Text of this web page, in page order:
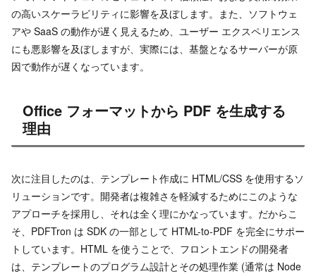
の高いスケーラビリティに影響を及ぼします。また、ソフトウェ
アや SaaS の動作が遅く見えるため、ユーザー エクスペリエンス
にも悪影響を及ぼしますが、実際には、基盤となるサーバーが原
因で動作が遅くなっています。
Office フォーマットから PDF を生成する
理由
次に注目したのは、テンプレート作成に HTML/CSS を使用するソ
リューションです。開発者は複雑さを軽減するためにこのような
アプローチを採用し、それは全く理にかなっています。だからこ
そ、PDFTron は SDK の一部として HTML-to-PDF を完全にサポー
トしています。HTML を使うことで、フロントエンドの開発者
は、テンプレートのプログラム設計とその処理作業 (通常は Node